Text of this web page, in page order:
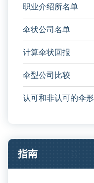
职业介绍所名单
伞状公司名单
计算伞状回报
伞型公司比较
认可和非认可的伞
指南